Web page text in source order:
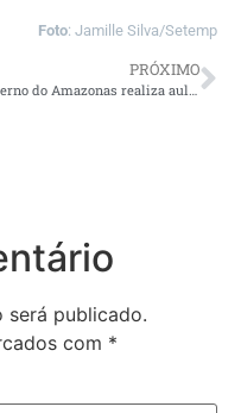
Foto: Jamille Silva/Setemp
PRÓXIMO
Governo do Amazonas realiza aula inaugural da corrida na Vila Olímpica de Manaus
será publicado.
com *